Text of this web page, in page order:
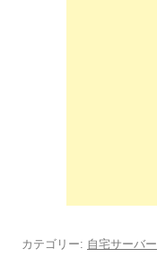
カテゴリー: 自宅サーバー